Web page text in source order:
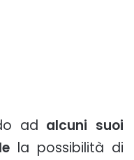
ad alcuni suoi
la possibilità di